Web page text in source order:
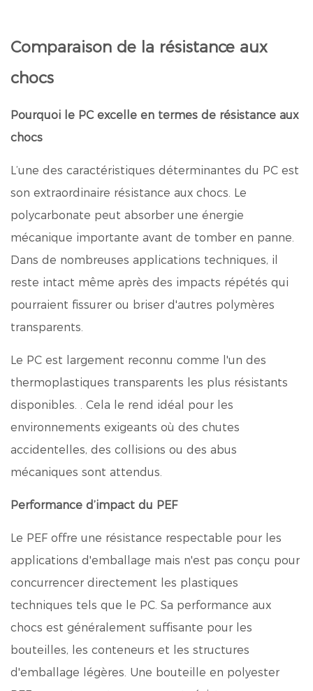
Comparaison de la résistance aux
chocs
Pourquoi le PC excelle en termes de résistance aux
chocs
L’une des caractéristiques déterminantes du PC est
son extraordinaire résistance aux chocs. Le
polycarbonate peut absorber une énergie
mécanique importante avant de tomber en panne.
Dans de nombreuses applications techniques, il
reste intact même après des impacts répétés qui
pourraient fissurer ou briser d'autres polymères
transparents.
Le PC est largement reconnu comme l'un des
thermoplastiques transparents les plus résistants
disponibles. . Cela le rend idéal pour les
environnements exigeants où des chutes
accidentelles, des collisions ou des abus
mécaniques sont attendus.
Performance d’impact du PEF
Le PEF offre une résistance respectable pour les
applications d'emballage mais n'est pas conçu pour
concurrencer directement les plastiques
techniques tels que le PC. Sa performance aux
chocs est généralement suffisante pour les
bouteilles, les conteneurs et les structures
d'emballage légères. Une bouteille en polyester